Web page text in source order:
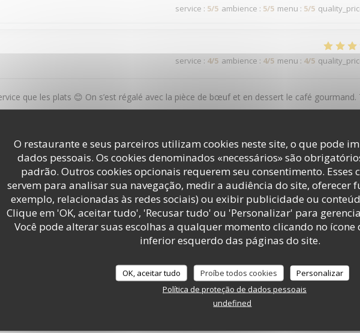
O restaurante e seus parceiros utilizam cookies neste site, o que pode
dados pessoais. Os cookies denominados «necessários» são
padrão. Outros cookies opcionais requerem seu consentimento. Esses
servem para analisar sua navegação, medir a audiência do site, oferecer
exemplo, relacionadas às redes sociais) ou exibir publicidade ou
Clique em 'OK, aceitar tudo', 'Recusar tudo' ou 'Personalizar' para
Você pode alterar suas escolhas a qualquer momento clicando no ícone
inferior esquerdo das páginas do site.
OK, aceitar tudo Proíbe todos cookies
Personalizar
Política de proteção de dados pessoais
undefined
service : 5/5 ambience : 5/5 menu : 5/5
service : 4/5 ambience : 4/5 menu : 4/5
que les plats 😊 On s’est régalé avec la pièce de bœuf et en dessert le café gourmand.
service:5/5 ambience: 5/5 menu: 5/5
service:5 /5 ambience: 5/5 menu: 5/5
service:5/5 ambience:5/5 menu:5/5 quality_price
avec des produits de qualité, servis rapidement mais sans pression pour pouvoir profiter
spéciale au serveur de la terrasse, très sympa, efficace, très serviable et une bonne